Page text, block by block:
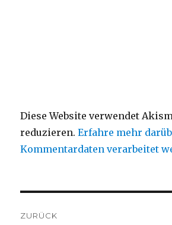
Diese Website verwendet
reduzieren.Erfahre mehr
Kommentardaten verarbeitet
ZURÜCK